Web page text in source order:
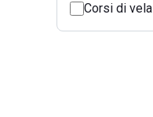
Corsi di vela